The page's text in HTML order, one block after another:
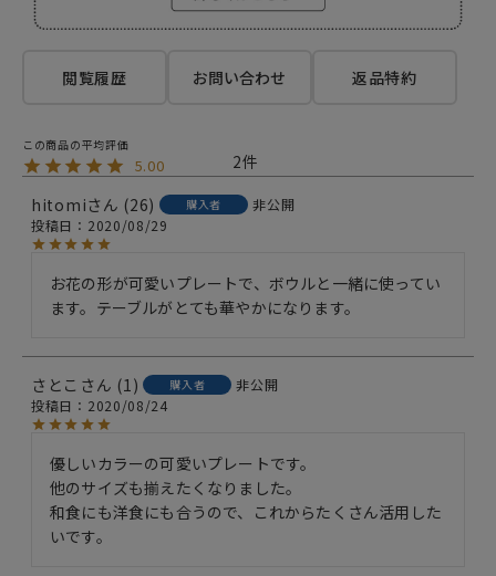
閲覧履歴 お問い合わせ 返品特約
5.00
2
hitomi
26 購入者
非公開
投稿日
2020/08/29
お花の形が可愛いプレートで、ボウルと一緒に使ってい
ます。テーブルがとても華やかになります。
さとこ 1 購入者
非公開
投稿日
2020/08/24
優しいカラーの可愛いプレートです。
他のサイズも揃えたくなりました。
和食にも洋食にも合うので、これからたくさん活用した